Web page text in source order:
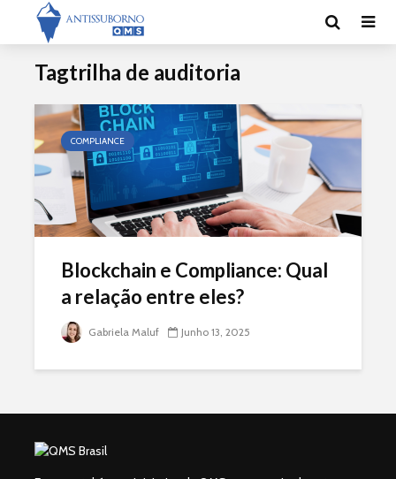
Tagtrilha de auditoria
COMPLIANCE
Blockchain e Compliance: Qual
a relação entre eles?
Gabriela Maluf Junho 13, 2025